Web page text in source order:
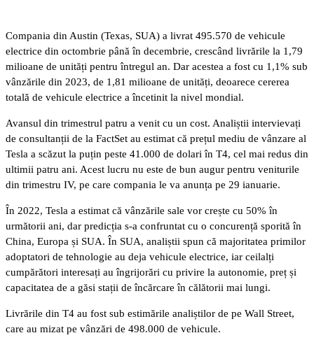
Compania din Austin (Texas, SUA) a livrat 495.570 de vehicule
electrice din octombrie până în decembrie, crescând livrările la 1,79
milioane de unități pentru întregul an. Dar acestea a fost cu 1,1% sub
vânzările din 2023, de 1,81 milioane de unități, deoarece cererea
totală de vehicule electrice a încetinit la nivel mondial.
Avansul din trimestrul patru a venit cu un cost. Analiștii intervievați
de consultanții de la FactSet au estimat că prețul mediu de vânzare al
Tesla a scăzut la puțin peste 41.000 de dolari în T4, cel mai redus din
ultimii patru ani. Acest lucru nu este de bun augur pentru veniturile
din trimestru IV, pe care compania le va anunța pe 29 ianuarie.
În 2022, Tesla a estimat că vânzările sale vor crește cu 50% în
următorii ani, dar predicția s-a confruntat cu o concurență sporită în
China, Europa și SUA. În SUA, analiștii spun că majoritatea primilor
adoptatori de tehnologie au deja vehicule electrice, iar ceilalți
cumpărători interesați au îngrijorări cu privire la autonomie, preț și
capacitatea de a găsi stații de încărcare în călătorii mai lungi.
Livrările din T4 au fost sub estimările analiștilor de pe Wall Street,
care au mizat pe vânzări de 498.000 de vehicule.